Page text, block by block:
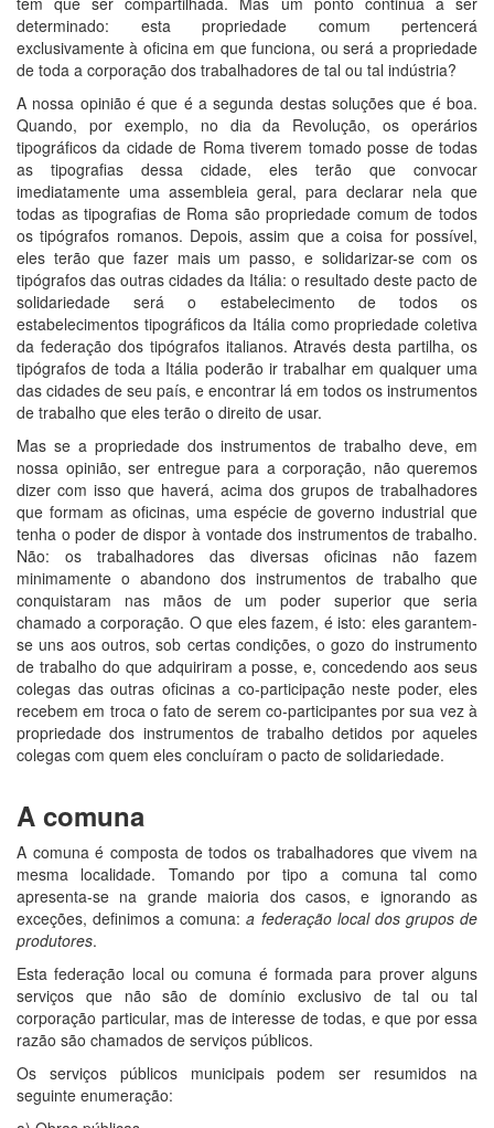
determinado: esta propriedade comum pertencerá
exclusivamente à oficina em que funciona, ou será a propriedade
de toda a corporação dos trabalhadores de tal ou tal indústria?
A nossa opinião é que é a segunda destas soluções que é boa.
Quando, por exemplo, no dia da Revolução, os operários
tipográficos da cidade de Roma tiverem tomado posse de todas
as tipografias dessa cidade, eles terão que convocar
imediatamente uma assembleia geral, para declarar nela que
todas as tipografias de Roma são propriedade comum de todos
os tipógrafos romanos. Depois, assim que a coisa for possível,
eles terão que fazer mais um passo, e solidarizar-se com os
tipógrafos das outras cidades da Itália: o resultado deste pacto de
solidariedade será o estabelecimento de todos os
estabelecimentos tipográficos da Itália como propriedade coletiva
da federação dos tipógrafos italianos. Através desta partilha, os
tipógrafos de toda a Itália poderão ir trabalhar em qualquer uma
das cidades de seu país, e encontrar lá em todos os instrumentos
de trabalho que eles terão o direito de usar.
Mas se a propriedade dos instrumentos de trabalho deve, em
nossa opinião, ser entregue para a corporação, não queremos
dizer com isso que haverá, acima dos grupos de trabalhadores
que formam as oficinas, uma espécie de governo industrial que
tenha o poder de dispor à vontade dos instrumentos de trabalho.
Não: os trabalhadores das diversas oficinas não fazem
minimamente o abandono dos instrumentos de trabalho que
conquistaram nas mãos de um poder superior que seria
chamado a corporação. O que eles fazem, é isto: eles garantem-
se uns aos outros, sob certas condições, o gozo do instrumento
de trabalho do que adquiriram a posse, e, concedendo aos seus
colegas das outras oficinas a co-participação neste poder, eles
recebem em troca o fato de serem co-participantes por sua vez à
propriedade dos instrumentos de trabalho detidos por aqueles
colegas com quem eles concluíram o pacto de solidariedade.
A comuna
A comuna é composta de todos os trabalhadores que vivem na
mesma localidade. Tomando por tipo a comuna tal como
apresenta-se na grande maioria dos casos, e ignorando as
exceções, definimos a comuna:a federação local dos grupos de
produtores.
Esta federação local ou comuna é formada para prover alguns
serviços que não são de domínio exclusivo de tal ou tal
corporação particular, mas de interesse de todas, e que por essa
razão são chamados de serviços públicos.
Os serviços públicos municipais podem ser resumidos na
seguinte enumeração: